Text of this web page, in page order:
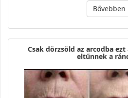
Bővebben
Csak dörzsöld az arcodba
eltűnnek a